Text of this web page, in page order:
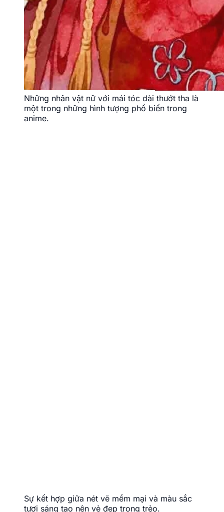
Những nhân vật nữ với mái tóc dài thướt tha là
một trong những hình tượng phổ biến trong
anime.
Sự kết hợp giữa nét vẽ mềm mại và màu sắc
tươi sáng tạo nên vẻ đẹp trong trẻo.